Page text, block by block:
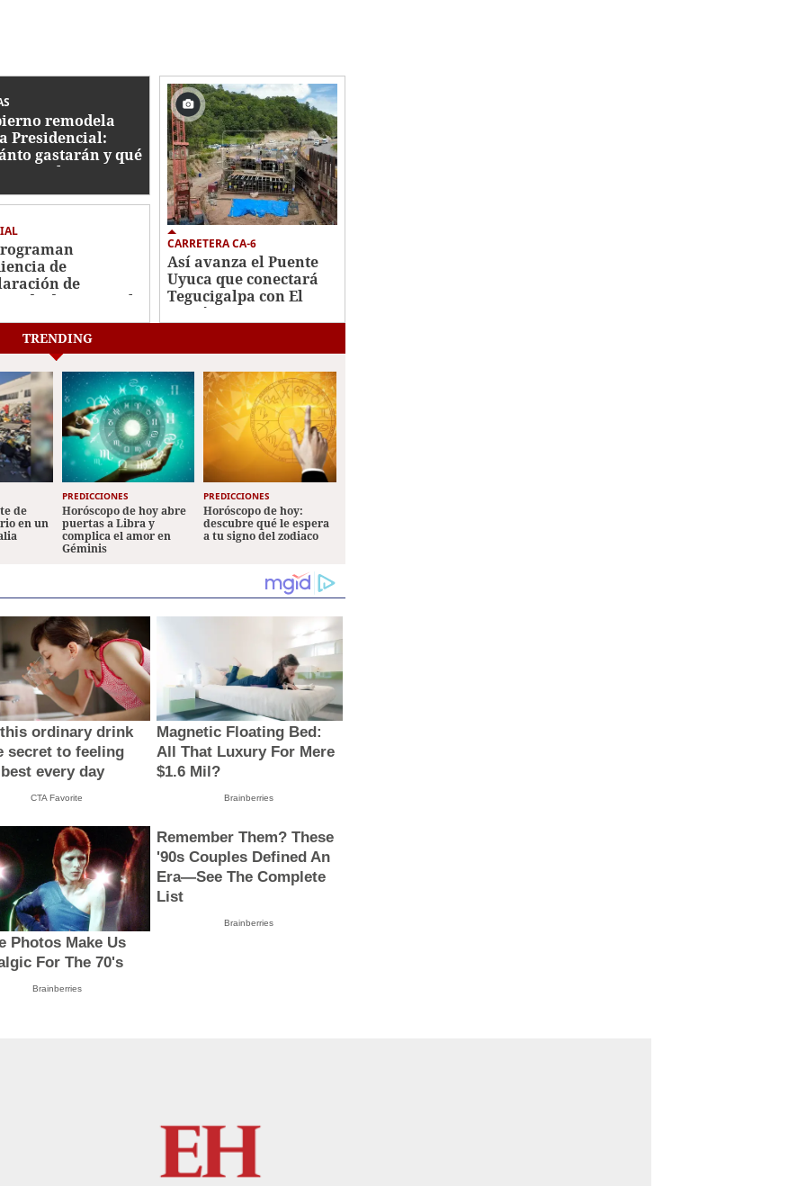
remodela
Presidencial:
gastarán y qué
se hacen?
de
de
de Roosevelt
CARRETERA CA-6
Así avanza el Puente
Uyuca que conectará
Tegucigalpa con El
Paraíso
TRENDING
de
en un
PREDICCIONES
Horóscopo de hoy abre
puertas a Libra y
complica el amor en
Géminis
PREDICCIONES
Horóscopo de hoy:
descubre qué le espera
a tu signo del zodiaco
ordinary drink
secret to feeling
every day
CTA Favorite
Magnetic Floating Bed:
All That Luxury For Mere
$1.6 Mil?
Brainberries
Photos Make Us
For The 70's
Brainberries
Remember Them? These
'90s Couples Defined An
Era—See The Complete
List
Brainberries